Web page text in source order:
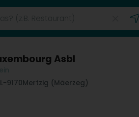
Asbl
L-9170Mertzig (Mäerzeg)